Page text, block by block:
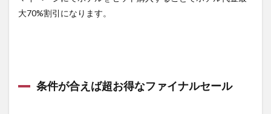
大70%割引になります。
条件が合えば超お得なファイナルセール